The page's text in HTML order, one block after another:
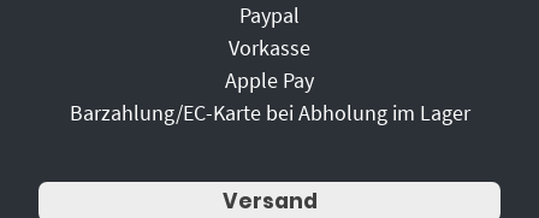
Paypal
Vorkasse
Apple Pay
Barzahlung/EC-Karte bei Abholung im Lager
Versand